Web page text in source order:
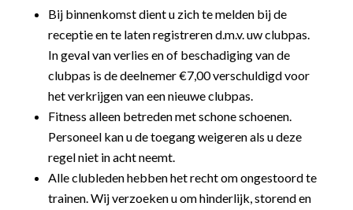
Bij binnenkomst dient u zich te melden bij de
receptie en te laten registreren d.m.v. uw clubpas.
In geval van verlies en of beschadiging van de
clubpas is de deelnemer €7,00 verschuldigd voor
het verkrijgen van een nieuwe clubpas.
Fitness alleen betreden met schone schoenen.
Personeel kan u de toegang weigeren als u deze
regel niet in acht neemt.
Alle clubleden hebben het recht om ongestoord te
trainen. Wij verzoeken u om hinderlijk, storend en